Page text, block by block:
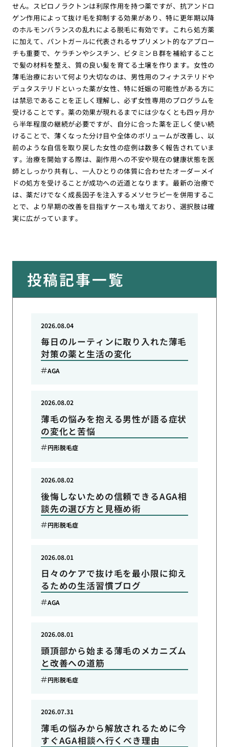
せん。スピロノラクトンは利尿作用を持つ薬ですが、抗アンドロ
ゲン作用によって抜け毛を抑制する効果があり、特に更年期以降
のホルモンバランスの乱れによる脱毛に有効です。これら処方薬
に加えて、パントガールに代表されるサプリメント的なアプロー
チも重要で、ケラチンやシスチン、ビタミンＢ群を補給すること
で髪の材料を整え、質の良い髪を育てる土壌を作ります。女性の
薄毛治療において何より大切なのは、男性用のフィナステリドや
デュタステリドといった薬が女性、特に妊娠の可能性がある方に
は禁忌であることを正しく理解し、必ず女性専用のプログラムを
受けることです。薬の効果が現れるまでには少なくとも四ヶ月か
ら半年程度の継続が必要ですが、自分に合った薬を正しく使い続
けることで、薄くなった分け目や全体のボリュームが改善し、以
前のような自信を取り戻した女性の症例は数多く報告されていま
す。治療を開始する際は、副作用への不安や現在の健康状態を医
師としっかり共有し、一人ひとりの体質に合わせたオーダーメイ
ドの処方を受けることが成功への近道となります。最新の治療で
は、薬だけでなく成長因子を注入するメソセラピーを併用するこ
とで、より早期の改善を目指すケースも増えており、選択肢は確
実に広がっています。
投稿記事一覧
毎日のルーティンに取り入れた薄毛
対策の薬と生活の変化
2026.08.04
AGA
薄毛の悩みを抱える男性が語る症状
の変化と苦悩
2026.08.02
円形脱毛症
後悔しないための信頼できるAGA相
談先の選び方と見極め術
2026.08.02
円形脱毛症
日々のケアで抜け毛を最小限に抑え
るための生活習慣ブログ
2026.08.01
AGA
頭頂部から始まる薄毛のメカニズム
と改善への道筋
2026.08.01
円形脱毛症
薄毛の悩みから解放されるために今
すぐAGA相談へ行くべき理由
2026.07.31